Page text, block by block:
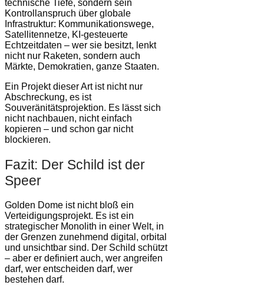
technische Tiefe, sondern sein
Kontrollanspruch über globale
Infrastruktur: Kommunikationswege,
Satellitennetze, KI-gesteuerte
Echtzeitdaten – wer sie besitzt, lenkt
nicht nur Raketen, sondern auch
Märkte, Demokratien, ganze Staaten.
Ein Projekt dieser Art ist nicht nur
Abschreckung, es ist
Souveränitätsprojektion. Es lässt sich
nicht nachbauen, nicht einfach
kopieren – und schon gar nicht
blockieren.
Fazit: Der Schild ist der
Speer
Golden Dome ist nicht bloß ein
Verteidigungsprojekt. Es ist ein
strategischer Monolith in einer Welt, in
der Grenzen zunehmend digital, orbital
und unsichtbar sind. Der Schild schützt
– aber er definiert auch, wer angreifen
darf, wer entscheiden darf, wer
bestehen darf.